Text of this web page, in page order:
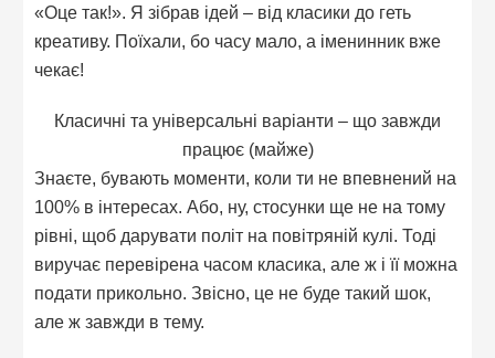
«Оце так!». Я зібрав ідей – від класики до геть
креативу. Поїхали, бо часу мало, а іменинник вже
чекає!
Класичні та універсальні варіанти – що завжди
працює (майже)
Знаєте, бувають моменти, коли ти не впевнений на
100% в інтересах. Або, ну, стосунки ще не на тому
рівні, щоб дарувати політ на повітряній кулі. Тоді
виручає перевірена часом класика, але ж і її можна
подати прикольно. Звісно, це не буде такий шок,
але ж завжди в тему.